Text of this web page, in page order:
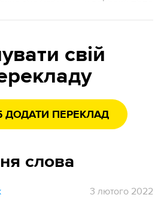
свій
ДОДАТИ ПЕРЕКЛАД
слова
3 лютого 2022